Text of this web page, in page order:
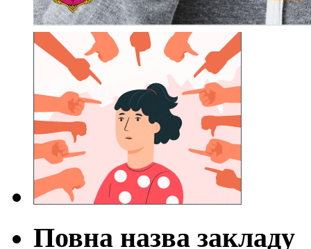
Повна назва закладу